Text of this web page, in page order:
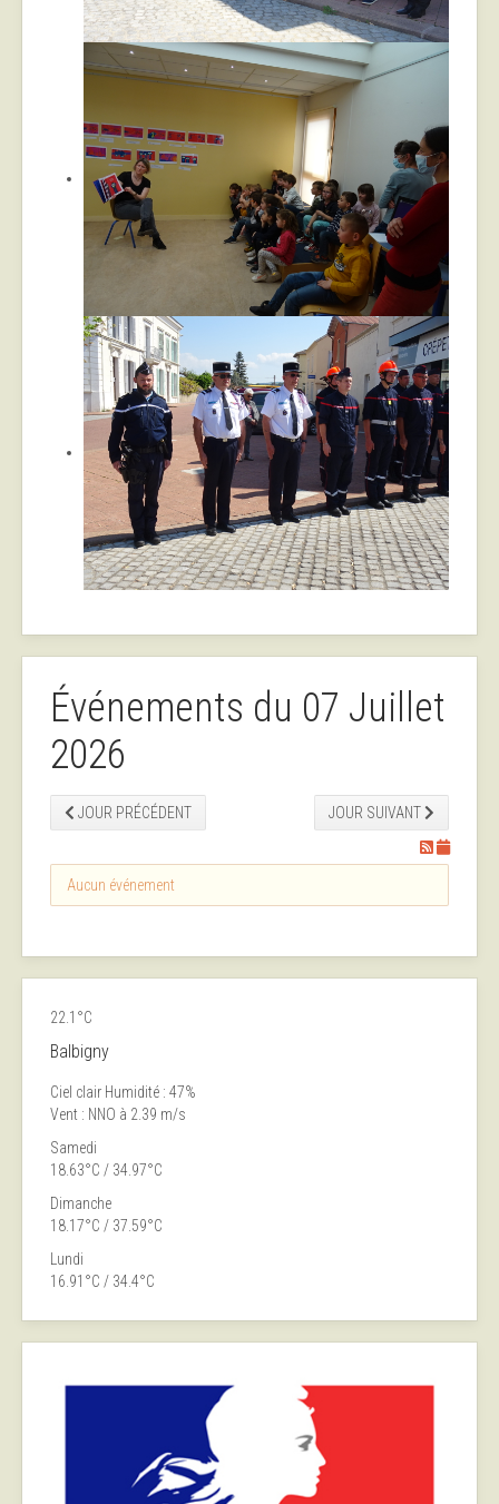
Événements du 07 Juillet
2026
JOUR PRÉCÉDENT JOUR SUIVANT
Aucun événement
22.1°C
Balbigny
Ciel clair Humidité : 47%
Vent : NNO à 2.39 m/s
Samedi
18.63°C / 34.97°C
Dimanche
18.17°C / 37.59°C
Lundi
16.91°C / 34.4°C